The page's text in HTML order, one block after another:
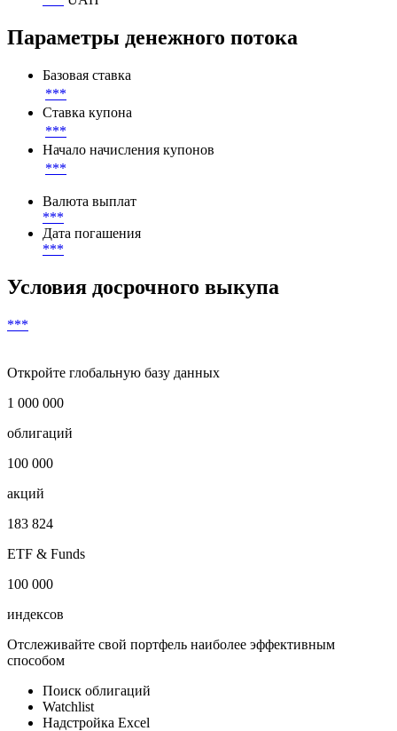
Параметры денежного потока
Базовая ставка
***
Ставка купона
***
Начало начисления купонов
***
Валюта выплат
***
Дата погашения
***
Условия досрочного выкупа
***
Откройте глобальную базу данных
1 000 000
облигаций
100 000
акций
183 824
ETF & Funds
100 000
индексов
Отслеживайте свой портфель наиболее эффективным
способом
Поиск облигаций
Watchlist
Надстройка Excel